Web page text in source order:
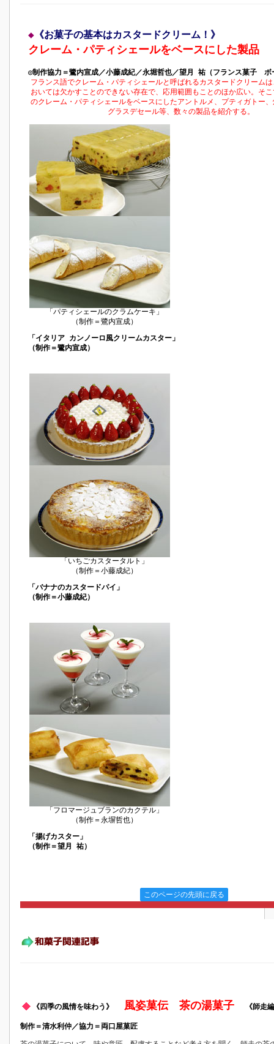
◆《お菓子の基本はカスタードクリーム！》
クレーム・パティシェールをベースにした製品
◎制作協力＝鷺内宣成／小藤成紀／永堀哲也／望月 祐（フランス菓子 ボ
フランス語でクレーム・パティシェールと呼ばれるカスタードクリーム
おいては欠かすことのできない存在で、応用範囲もことのほか広い。そ
のクレーム・パティシェールをベースにしたアントルメ、プティガトー
グラスデセール等、数々の製品を紹介する。
「パティシェールのクラムケーキ」
（制作＝鷺内宣成）
「イタリア カンノーロ風クリームカスター」
（制作＝鷺内宣成）
「いちごカスタータルト」
（制作＝小藤成紀）
「バナナのカスタードパイ」
（制作＝小藤成紀）
「フロマージュブランのカクテル」
（制作＝永塀哲也）
「揚げカスター」
（制作＝望月 祐）
このページの先頭に戻る
《四季の風情を味わう》 風姿菓伝 茶の湯菓子 《師走
制作＝清水利仲／協力＝両口屋菓匠